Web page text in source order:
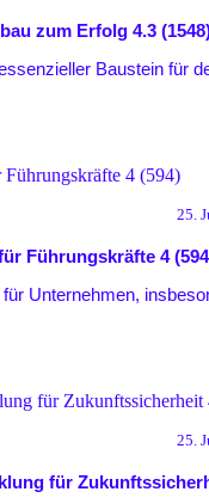
zum Erfolg 4.3
Baustein für
25.
Führungskräfte 4
Unternehmen,
25.
für